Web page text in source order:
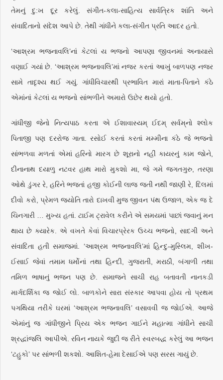
તેમનું દુ:ખ દૂર કરેલું. સંગીત-કલા-સાહિત્ય સાર્વત્રિક શાંતિ અને
સંવાદિતાનો સંદેશ આપે છે. તેથી ગાંધીને કલા-સંગીત પ્રતિ આદર હતો.
‘આશ્રમ ભજનાવલિ’નાં કેટલાં ય ભજનો આપણા જીવનમાં અનાયાસે
વણાઈ ગયાં છે. ‘આશ્રમ ભજનાવલિ’માં નજર કરતાં આખું બાળપણ નજર
સામે તાદૃશ્ય થઈ ગયું. ગાંધીવિચારથી પ્રભાવિત મારાં માતા-પિતાને કંઠે
એમાંનાં કેટલાં ય ભજનો સાંભળીને અમારો ઉછેર થયો હતો.
ગાંધીજી જેનો નિત્યપાઠ કરતા એ ઈશાવાસ્યમ્ ઈદમ્ સર્વમ્‌નો શ્લોક
પિતાજી પણ દરરોજ ગાતા. રસોઈ કરતાં કરતાં મમ્મીના કંઠે જે ભજનો
સાંભળવા મળતાં એમાં હરિનો મારગ છે શૂરાનો નહીં કાયરનું કામ જોને,
દીનાનાથ દયાળુ નટવર હાથ મારો મુકશો મા, જે ગમે જગતગુરુ, તરણા
ઓથે ડુંગર રે, હરિને ભજતાં હજી કોઈની લાજ જતી નથી જાણી રે, દિલમાં
દીવો કરો, પ્રેમળ જ્યોતિ તારો દાખવી મુજ જીવન પંથ ઉજાળ, એક જ દે
ચિનગારી … મુખ્ય હતાં. ટાઈમ ટ્રાવેલ કરીને એ સમયમાં પાછાં જવાનું મન
થાય છે ક્યારેક. એ વખતે કેવાં વિચારપ્રેરક ઉચ્ચ ભજનો, સાદગી અને
સંવાદિતા હતી સમાજમાં. ‘આશ્રમ ભજનાવલિ’માં હિન્દુ-મુસ્લિમ, શીખ-
ઈસાઈ જેવાં તમામ ધર્મોનાં તથા હિન્દી, ગુજરાતી, મરાઠી, બંગાળી તથા
તમિળ ભાષાનું ભજન પણ છે. સમાજને સાચી રાહ બતાવતી નાનકડી
માર્ગદર્શિકા જ જોઈ લો. બાળકોને સારા સંસ્કાર આપવા હોય તો પ્રથમ
પગથિયા તરીકે ઘરમાં ‘આશ્રમ ભજનાવલિ’ વસાવવી જ જોઈએ. આજે
એમાંનું જ ગાંધીજીને પ્રિય એક ભજન ગાઈને મહાત્મા ગાંધીને સાચી
શ્રદ્ધાંજલિ આપીએ. રવિન નાયકે જુદી જ રીતે સ્વરબદ્ધ કરેલું આ ભજન
‘ટહુકો’ પર સાંભળી શકશો. આશિત-હેમા દેસાઈએ પણ સરસ ગાયું છે.